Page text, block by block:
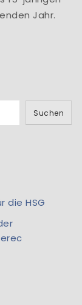
Jahr.
Suchen
die HSG